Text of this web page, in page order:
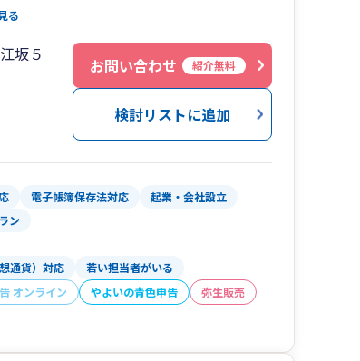
NFTのことでお悩みの方はぜひご相談
る
坂５
お問い合わせ 紹介無料
検討リストに追加
電子帳簿保存法対応
起業・会社設立
ン
通貨）対応
若い担当者がいる
オンライン やよいの青色申告
弥生販売